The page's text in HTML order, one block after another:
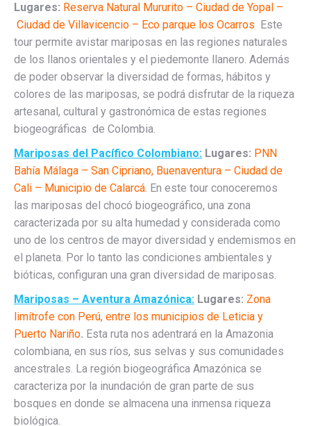
Lugares: Reserva Natural Mururito – Ciudad de Yopal –
Ciudad de Villavicencio – Eco parque los Ocarros Este
tour permite avistar mariposas en las regiones naturales
de los llanos orientales y el piedemonte llanero. Además
de poder observar la diversidad de formas, hábitos y
colores de las mariposas, se podrá disfrutar de la riqueza
artesanal, cultural y gastronómica de estas regiones
biogeográficas de Colombia.
Mariposas del Pacífico Colombiano: Lugares: PNN
Bahía Málaga – San Cipriano, Buenaventura – Ciudad de
Cali – Municipio de Calarcá. En este tour conoceremos
las mariposas del chocó biogeográfico, una zona
caracterizada por su alta humedad y considerada como
uno de los centros de mayor diversidad y endemismos en
el planeta. Por lo tanto las condiciones ambientales y
bióticas, configuran una gran diversidad de mariposas.
Mariposas – Aventura Amazónica: Lugares: Zona
limítrofe con Perú, entre los municipios de Leticia y
Puerto Nariño. Esta ruta nos adentrará en la Amazonia
colombiana, en sus ríos, sus selvas y sus comunidades
ancestrales. La región biogeográfica Amazónica se
caracteriza por la inundación de gran parte de sus
bosques en donde se almacena una inmensa riqueza
biológica.